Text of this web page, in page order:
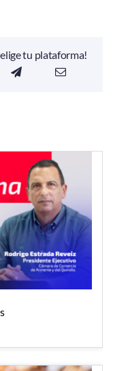
tu plataforma!